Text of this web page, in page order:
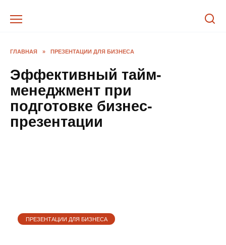
ГЛАВНАЯ » ПРЕЗЕНТАЦИИ ДЛЯ БИЗНЕСА
Эффективный тайм-
менеджмент при
подготовке бизнес-
презентации
ПРЕЗЕНТАЦИИ ДЛЯ БИЗНЕСА